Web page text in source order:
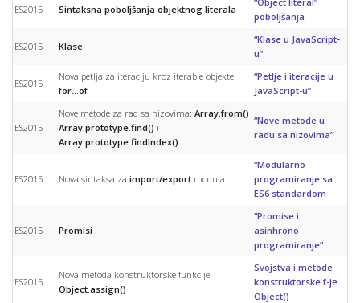
ES2015 Sintaksna poboljšanja objektnog literala
poboljšanja
ES2015 Klase
“Klase u JavaScript-
u”
ES2015
Nova petlja za iteraciju kroz iterable objekte:
for…of
“Petlje i iteracije u
JavaScript-u”
ES2015
Nove metode za rad sa nizovima: Array.from()
Array.prototype.find() i
Array.prototype.findIndex()
“Nove metode u
radu sa nizovima”
ES2015 Nova sintaksa za import/export modula
“Modularno
programiranje sa
ES6 standardom
ES2015 Promisi
“Promise i
asinhrono
programiranje”
ES2015
Nova metoda konstruktorske funkcije:
Object.assign()
Svojstva i metode
konstruktorske f-je
Object()